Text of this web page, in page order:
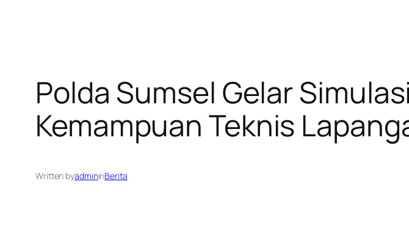
Polda Sumsel Gelar
Kemampuan Teknis
Written byadmininBerita